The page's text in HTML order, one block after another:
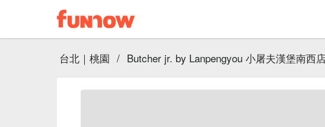
台北｜桃園 / Butcher jr. by Lanpengyou 小屠夫漢堡南西